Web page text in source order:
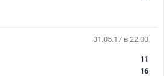
31.05.17 в 22:00
11
16